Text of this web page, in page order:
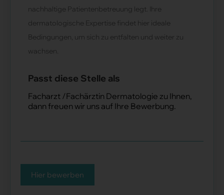
nachhaltige Patientenbetreuung legt. Ihre
dermatologische Expertise findet hier ideale
Bedingungen, um sich zu entfalten und weiter zu
wachsen.
Passt diese Stelle als
Facharzt /Fachärztin Dermatologie zu Ihnen,
dann freuen wir uns auf Ihre Bewerbung.
Hier bewerben